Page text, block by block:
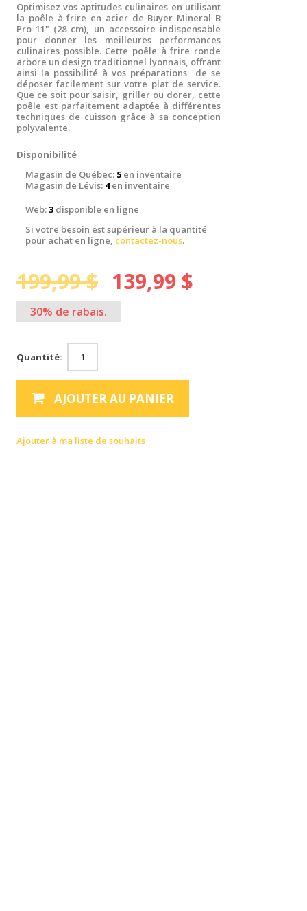
Optimisez vos aptitudes culinaires en utilisant
la poêle à frire en acier de Buyer Mineral B
Pro 11" (28 cm), un accessoire indispensable
pour donner les meilleures performances
culinaires possible. Cette poêle à frire ronde
arbore un design traditionnel lyonnais, offrant
ainsi la possibilité à vos préparations de se
déposer facilement sur votre plat de service.
Que ce soit pour saisir, griller ou dorer, cette
poêle est parfaitement adaptée à différentes
techniques de cuisson grâce à sa conception
polyvalente.
Disponibilité
Magasin de Québec: 5 en inventaire
Magasin de Lévis: 4en inventaire
Web:3 disponible en ligne
Si votre besoin est supérieur à la quantité
pour achat en ligne, contactez-nous.
199,99 $ 139,99 $
30% de rabais.
Quantité:
AJOUTER AU PANIER
Ajouter à ma liste de souhaits